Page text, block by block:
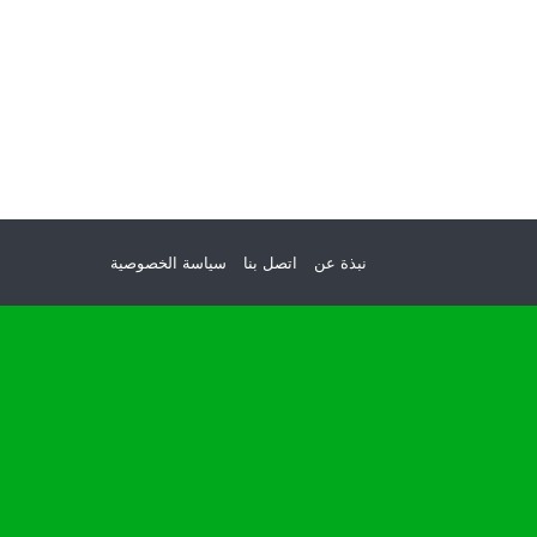
نبذة عن اتصل بنا سياسة الخصوصية